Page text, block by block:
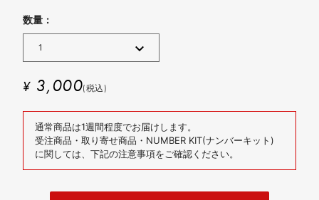
数量 :
¥ 3,000(税込)
通常商品は1週間程度でお届けします。
受注商品・取り寄せ商品・NUMBER KIT(ナンバーキット)
に関しては、下記の注意事項をご確認ください。